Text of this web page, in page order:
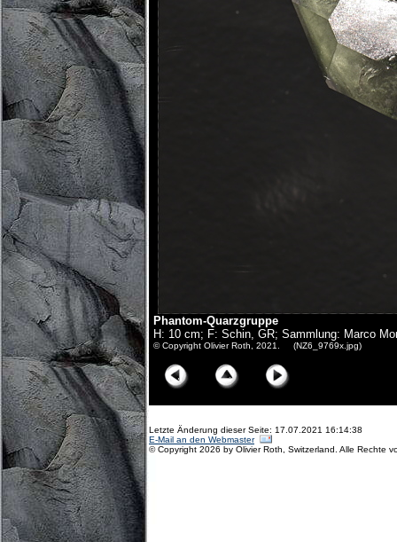
Phantom-Quarzgruppe
H: 10 cm; F: Schin, GR; Sammlung: Marco
© Copyright Olivier Roth, 2021. (NZ6_9769x.jpg)
Letzte Änderung dieser Seite: 17.07.2021 16:14:38
E-Mail an den Webmaster
© Copyright 2026 by Olivier Roth, Switzerland. Alle Rechte